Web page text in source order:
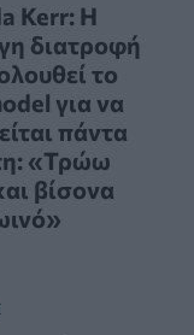
Kerr: Η
διατροφή
το
για να
πάντα
«Τρώω
βίσονα